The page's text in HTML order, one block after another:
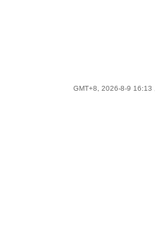
GMT+8, 2026-8-9 16:13